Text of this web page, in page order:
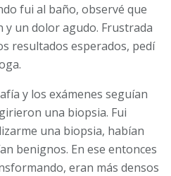
fui al baño, observé que
y un dolor agudo. Frustrada
resultados esperados, pedí
y los exámenes seguían
una biopsia. Fui
una biopsia, habían
benignos. En ese entonces
eran más densos